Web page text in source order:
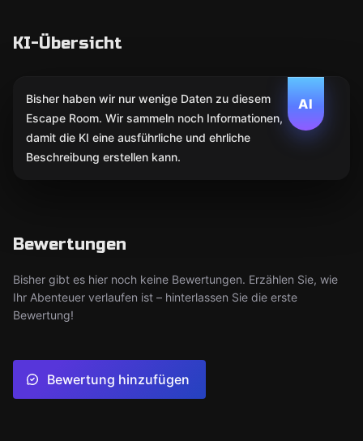
KI-Übersicht
AI
Bisher haben wir nur wenige Daten zu diesem
Escape Room. Wir sammeln noch Informationen,
damit die KI eine ausführliche und ehrliche
Beschreibung erstellen kann.
Bewertungen
Bisher gibt es hier noch keine Bewertungen. Erzählen Sie, wie
Ihr Abenteuer verlaufen ist – hinterlassen Sie die erste
Bewertung!
Bewertung hinzufügen